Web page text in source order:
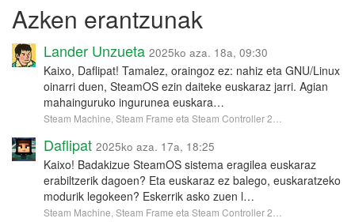
Azken erantzunak
Lander Unzueta 2025ko aza. 18a, 09:30
Kaixo, Daflipat! Tamalez, oraingoz ez: nahiz eta GNU/Linux
oinarri duen, SteamOS ezin daiteke euskaraz jarri. Agian
mahainguruko ingurunea euskara…
Steam Machine, Steam Frame eta Steam Controller 2…
Daflipat 2025ko aza. 17a, 18:25
Kaixo! Badakizue SteamOS sistema eragilea euskaraz
erabiltzerik dagoen? Eta euskaraz ez balego, euskaratzeko
modurik legokeen? Eskerrik asko zuen l…
Steam Machine, Steam Frame eta Steam Controller 2…